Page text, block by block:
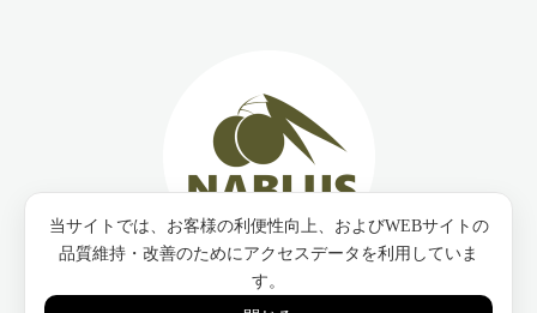
TwitterFacebookInstagram
当サイトでは、お客様の利便性向上、およびWEBサイトの
品質維持・改善のためにアクセスデータを利用していま
す。